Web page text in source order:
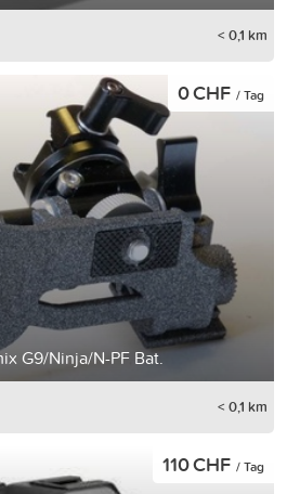
< 0,1 km
G9/Ninja/N-PF Bat.
0 CHF / Tag
< 0,1 km
110 CHF / Tag